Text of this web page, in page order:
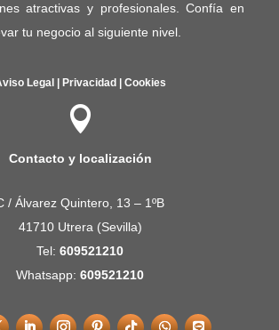
atractivas y profesionales. Confía en
tu negocio al siguiente nivel.
Legal Privacidad Cookies

Contacto y localización
/ Álvarez Quintero, 13 – 1ºB
41710 Utrera (Sevilla)
Tel: 609521210
Whatsapp: 609521210